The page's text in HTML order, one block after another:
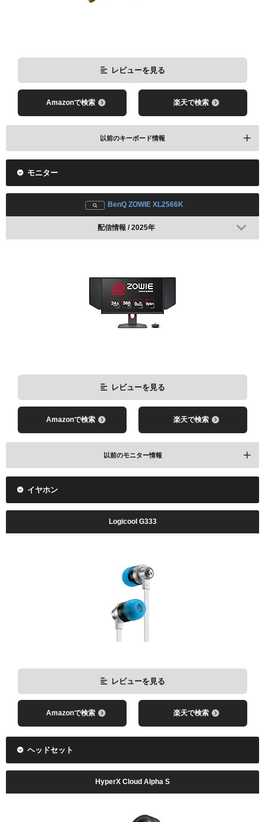
レビューを見る
Amazonで検索 楽天で検索
以前のキーボード情報
モニター
BenQ ZOWIE XL2566K
配信情報 / 2025年
レビューを見る
Amazonで検索 楽天で検索
以前のモニター情報
イヤホン
Logicool G333
レビューを見る
Amazonで検索 楽天で検索
ヘッドセット
HyperX Cloud Alpha S